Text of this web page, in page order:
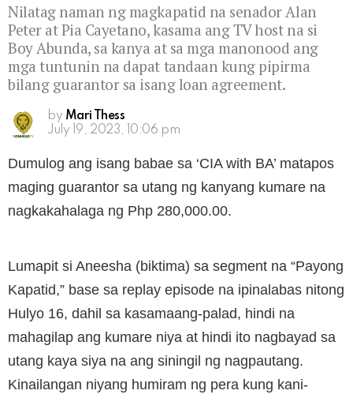
Nilatag naman ng magkapatid na senador Alan
Peter at Pia Cayetano, kasama ang TV host na si
Boy Abunda, sa kanya at sa mga manonood ang
mga tuntunin na dapat tandaan kung pipirma
bilang guarantor sa isang loan agreement.
by Mari Thess
July 19, 2023, 10:06 pm
Dumulog ang isang babae sa ‘CIA with BA’ matapos
maging guarantor sa utang ng kanyang kumare na
nagkakahalaga ng Php 280,000.00.
Lumapit si Aneesha (biktima) sa segment na “Payong
Kapatid,” base sa replay episode na ipinalabas nitong
Hulyo 16, dahil sa kasamaang-palad, hindi na
mahagilap ang kumare niya at hindi ito nagbayad sa
utang kaya siya na ang siningil ng nagpautang.
Kinailangan niyang humiram ng pera kung kani-